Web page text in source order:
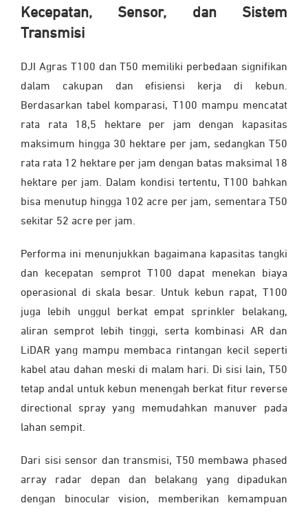
Kecepatan, Sensor, dan Sistem
Transmisi
DJI Agras T100 dan T50 memiliki perbedaan signifikan
dalam cakupan dan efisiensi kerja di kebun.
Berdasarkan tabel komparasi, T100 mampu mencatat
rata rata 18,5 hektare per jam dengan kapasitas
maksimum hingga 30 hektare per jam, sedangkan T50
rata rata 12 hektare per jam dengan batas maksimal 18
hektare per jam. Dalam kondisi tertentu, T100 bahkan
bisa menutup hingga 102 acre per jam, sementara T50
sekitar 52 acre per jam.
Performa ini menunjukkan bagaimana kapasitas tangki
dan kecepatan semprot T100 dapat menekan biaya
operasional di skala besar. Untuk kebun rapat, T100
juga lebih unggul berkat empat sprinkler belakang,
aliran semprot lebih tinggi, serta kombinasi AR dan
LiDAR yang mampu membaca rintangan kecil seperti
kabel atau dahan meski di malam hari. Di sisi lain, T50
tetap andal untuk kebun menengah berkat fitur reverse
directional spray yang memudahkan manuver pada
lahan sempit.
Dari sisi sensor dan transmisi, T50 membawa phased
array radar depan dan belakang yang dipadukan
dengan binocular vision, memberikan kemampuan